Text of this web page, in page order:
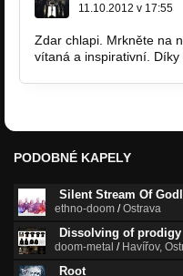
11.10.2012 v 17:55
Zdar chlapi. Mrkněte na
vítaná a inspirativní.
PODOBNÉ KAPELY
Silent Stream Of
ethno-doom /Ostrava
Dissolving of prodigy
doom-metal / Havířov,
Root